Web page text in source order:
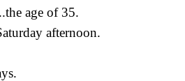
age of 35.
afternoon.